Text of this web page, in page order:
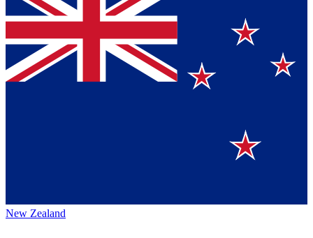
New Zealand